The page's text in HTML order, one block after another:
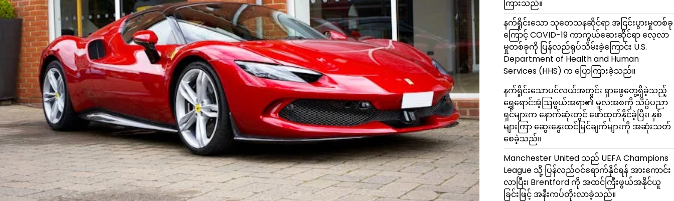
ကြားသည်။
နက်ရှိုင်းသော သုတေသနဆိုင်ရာ အငြင်းပွားမှုတစ်ခု
ကြောင့် COVID-19 ကာကွယ်ဆေးဆိုင်ရာ လေ့လာ
မှုတစ်ခုကို ပြန်လည်ရုပ်သိမ်းခဲ့ကြောင်း U.S.
Department of Health and Human
Services (HHS) က ပြောကြားခဲ့သည်။
နက်ရှိုင်းသောပင်လယ်အတွင်း ရှာဖွေတွေ့ရှိခဲ့သည့်
ရွှေရောင်အံ့ဩဖွယ်အရာ၏ မူလအစကို သိပ္ပံပညာ
ရှင်များက နောက်ဆုံးတွင် ဖော်ထုတ်နိုင်ခဲ့ပြီး၊ နှစ်
များကြာ ဆွေးနွေးထင်မြင်ချက်များကို အဆုံးသတ်
စေခဲ့သည်။
Manchester United သည် UEFA Champions
League သို့ ပြန်လည်ဝင်ရောက်နိုင်ရန် အားကောင်း
လာပြီး၊ Brentford ကို အထင်ကြီးဖွယ်အနိုင်ယူ
ခြင်းဖြင့် အနီးကပ်တိုးလာခဲ့သည်။